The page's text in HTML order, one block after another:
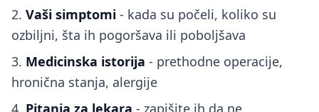
Vaši simptomi - kada su počeli, koliko su
ozbiljni, šta ih pogoršava ili poboljšava
Medicinska istorija - prethodne operacije,
hronična stanja, alergije